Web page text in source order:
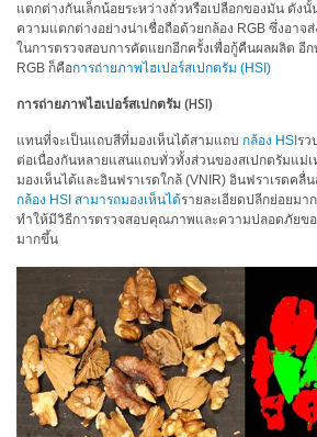
ลักษณะ
พื้น
ผิว
การ
ภาพ
ไฮ
เปอร์
สเปกตรัม
แสง
การ
วัด
จอภาพ
แตกต่างกันเล็กน้อยระหว่างถั่วหรือเปลือกของมัน ดังนั้
ความแตกต่างอย่างน่าเชื่อถือด้วยกล้อง RGB ซึ่งอาจส่
ในการตรวจสอบการคัดแยกอีกครั้งเพื่อกู้คืนผลผลิต อีก
RGB ก็คือการถ่ายภาพไฮเปอร์สเปกตรัม (HSI)
การถ่ายภาพไฮเปอร์สเปกตรัม (HSI)
แทนที่จะเป็นแถบสีที่มองเห็นได้สามแถบ กล้อง HSI รว
ต่อเนื่องกันหลายแสนแถบทั่วทั้งส่วนของสเปกตรัมแม่
มองเห็นได้และอินฟราเรดใกล้ (VNIR) อินฟราเรดคลื่
กล้อง HSI สามารถมองเห็นได้รายละเอียดปลีกย่อยม
ทำให้มีวิธีการตรวจสอบคุณภาพและความปลอดภัยข
มากขึ้น